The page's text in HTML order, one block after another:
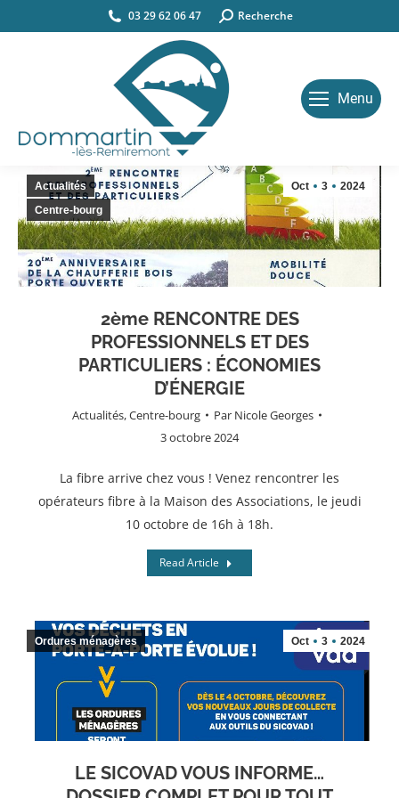
03 29 62 06 47 Search:Recherche
Menu
2ème RENCONTRE DES
PROFESSIONNELS ET DES
PARTICULIERS : ÉCONOMIES
D’ÉNERGIE
Actualités,Centre-bourg Par Nicole Georges
3 octobre 2024
Oct 3 2024
Actualités
Centre-bourg
La fibre arrive chez vous ! Venez rencontrer les
opérateurs fibre à la Maison des Associations, le jeudi
10 octobre de 16h à 18h.
Read Article
LE SICOVAD VOUS INFORME…
Oct 3 2024
Ordures ménagères